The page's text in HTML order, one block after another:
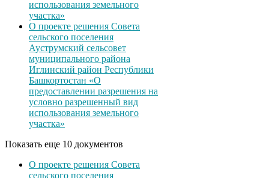
использования земельного
участка»
О проекте решения Совета
сельского поселения
Ауструмский сельсовет
муниципального района
Иглинский район Республики
Башкортостан «О
предоставлении разрешения на
условно разрешенный вид
использования земельного
участка»
Показать еще 10 документов
О проекте решения Совета
сельского поселения